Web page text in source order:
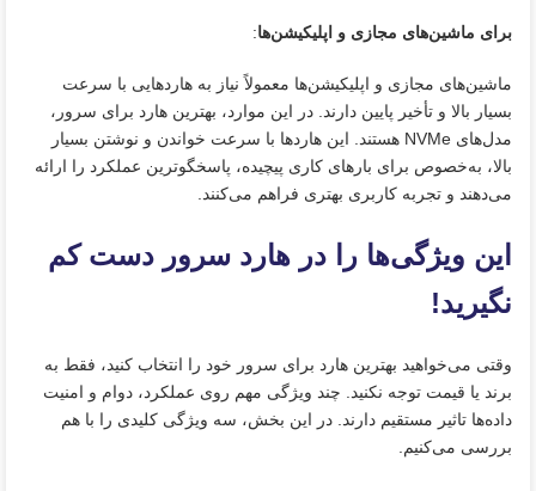
برای ماشین‌های مجازی و اپلیکیشن‌ها:
ماشین‌های مجازی و اپلیکیشن‌ها معمولاً نیاز به هاردهایی با سرعت
بسیار بالا و تأخیر پایین دارند. در این موارد، بهترین هارد برای سرور،
مدل‌های NVMe هستند. این هاردها با سرعت خواندن و نوشتن بسیار
بالا، به‌خصوص برای بارهای کاری پیچیده، پاسخگوترین عملکرد را ارائه
می‌دهند و تجربه کاربری بهتری فراهم می‌کنند.
این ویژگی‌ها را در هارد سرور دست کم
نگیرید!
وقتی می‌خواهید بهترین هارد برای سرور خود را انتخاب کنید، فقط به
برند یا قیمت توجه نکنید. چند ویژگی مهم روی عملکرد، دوام و امنیت
داده‌ها تاثیر مستقیم دارند. در این بخش، سه ویژگی کلیدی را با هم
بررسی می‌کنیم.